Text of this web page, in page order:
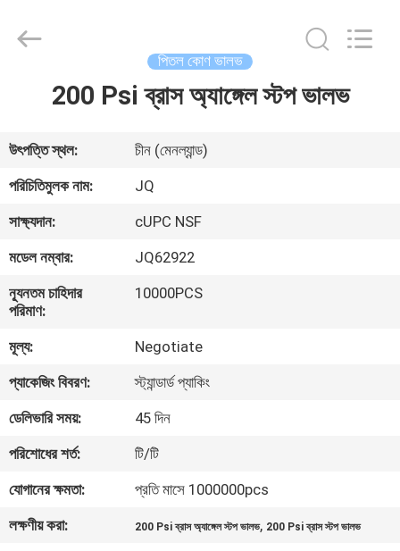
পণ্য
আমাদের
কারখানা
মান
নিয়ন্ত্রণ
যোগাযোগ
করুন
পিতল কোণ ভালভ
200 Psi ব্রাস অ্যাঙ্গেল স্টপ ভালভ
উৎপত্তি স্থল:
চীন (মেনল্যান্ড)
পরিচিতিমুলক নাম:
JQ
সাক্ষ্যদান:
cUPC NSF
মডেল নম্বার:
JQ62922
ন্যূনতম চাহিদার
পরিমাণ:
10000PCS
মূল্য:
Negotiate
প্যাকেজিং বিবরণ:
স্ট্যান্ডার্ড প্যাকিং
ডেলিভারি সময়:
45 দিন
পরিশোধের শর্ত:
টি/টি
যোগানের ক্ষমতা:
প্রতি মাসে 1000000pcs
লক্ষণীয় করা:
200 Psi ব্রাস অ্যাঙ্গেল স্টপ ভালভ, 200 Psi ব্রাস স্টপ ভালভ